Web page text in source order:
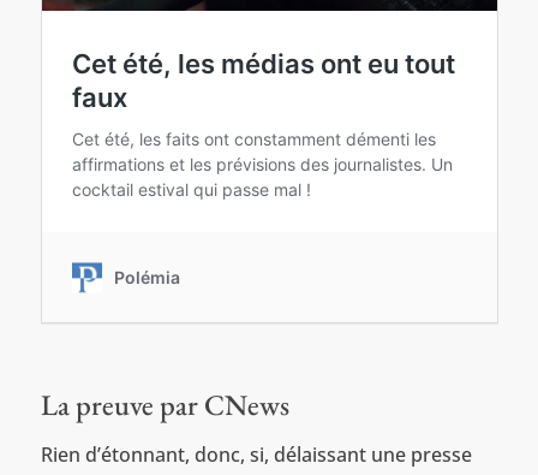
La preuve par CNews
Rien d’étonnant, donc, si, délaissant une presse